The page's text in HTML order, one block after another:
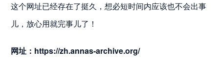
这个网址已经存在了挺久，想必短时间内应该也不会出事
儿，放心用就完事儿了！
网址： https://zh.annas-archive.org/